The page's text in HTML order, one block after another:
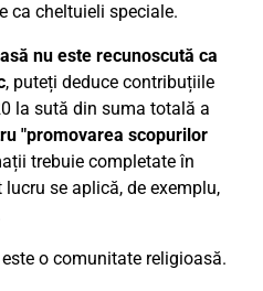
ca cheltuieli speciale.
nu este recunoscută ca
, puteți deduce contribuțiile
la sută din suma totală a
"promovarea scopurilor
trebuie completate în
se aplică, de exemplu,
o comunitate religioasă.